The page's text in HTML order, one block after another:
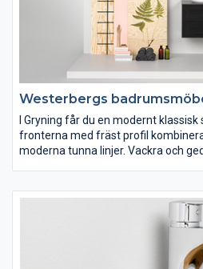
Westerbergs
I Gryning får du en modernt
fronterna med fräst profil
moderna tunna linjer. Vackra och
dekorativa detaljer